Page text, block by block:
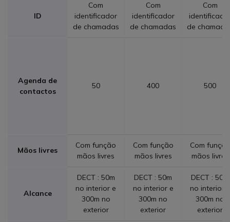
ID
Com
identificador
de chamadas
Com
identificador
de chamadas
Com
de
Agenda de
contactos
50 400 500
Mãos livres
Com função
mãos livres
Com função
mãos livres
Com função
mãos livres
Alcance
DECT : 50m
no interior e
300m no
exterior
DECT : 50m
no interior e
300m no
exterior
DECT : 50m
no interior e
300m no
exterior